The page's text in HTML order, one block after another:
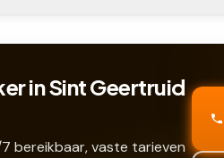
in Sint Geertruid
bereikbaar, vaste tarieven